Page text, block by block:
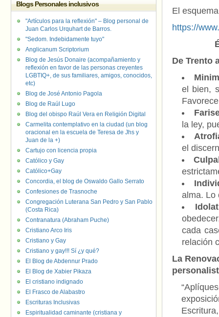
El
https://
De Trento
el bien,
la ley,
el
alma. Lo
cada
relación
La
Blogs Personales inclusivos
"Artículos para la reflexión" – Blog personal de
Juan Carlos Urquhart de Barros.
"Sedom. Indebidamente tuyo"
Anglicanum Scriptorium
Blog de Jesús Donaire (acompañamiento y
reflexión en favor de las personas creyentes
LGBTIQ+, de sus familiares, amigos, conocidos,
etc)
Blog de José Antonio Pagola
Blog de Raúl Lugo
Blog del obispo Raúl Vera en Religión Digital
Carmelita contemplativo en la ciudad (un blog
oracional en la escuela de Teresa de Jhs y
Juan de la +)
Cartujo con licencia propia
Católico y Gay
Católico+Gay
Concordia, el blog de Oswaldo Gallo Serrato
Confesiones de Trasnoche
Congregación Luterana San Pedro y San Pablo
(Costa Rica)
Contranatura (Abraham Puche)
Cristiano Arco Iris
Cristiano y Gay
Cristiano y gay!!! Sí ¿y qué?
El Blog de Abdennur Prado
El Blog de Xabier Pikaza
El cristiano indignado
El Frasco de Alabastro
Escrituras Inclusivas
Espiritualidad caminante (cristiana y